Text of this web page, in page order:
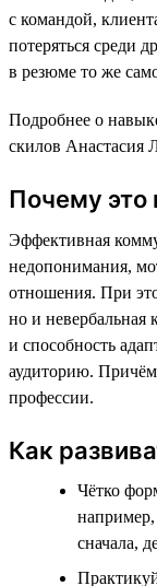
с командой,
потеряться среди
в резюме то же
Подробнее о
скилов Анастасия
Почему это
Эффективная
недопонимания,
отношения. При
но и
и способность
аудиторию. Причём
профессии.
Как
Чётко
сначала,